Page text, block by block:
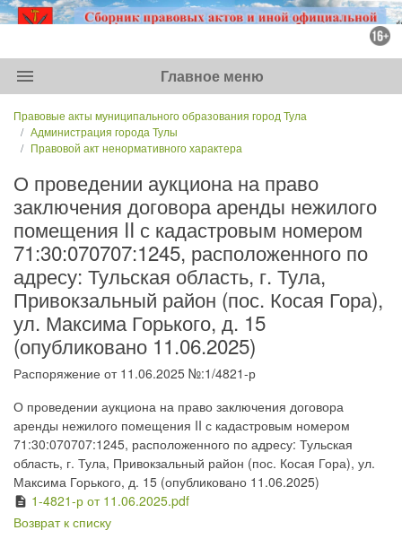
menu Главное меню
Правовые акты муниципального образования город Тула
Администрация города Тулы
Правовой акт ненормативного характера
О проведении аукциона на право
заключения договора аренды нежилого
помещения II с кадастровым номером
71:30:070707:1245, расположенного по
адресу: Тульская область, г. Тула,
Привокзальный район (пос. Косая Гора),
ул. Максима Горького, д. 15
(опубликовано 11.06.2025)
Распоряжение от 11.06.2025 №:1/4821-р
О проведении аукциона на право заключения договора
аренды нежилого помещения II с кадастровым номером
71:30:070707:1245, расположенного по адресу: Тульская
область, г. Тула, Привокзальный район (пос. Косая Гора), ул.
Максима Горького, д. 15 (опубликовано 11.06.2025)
description 1-4821-р от 11.06.2025.pdf
Возврат к списку